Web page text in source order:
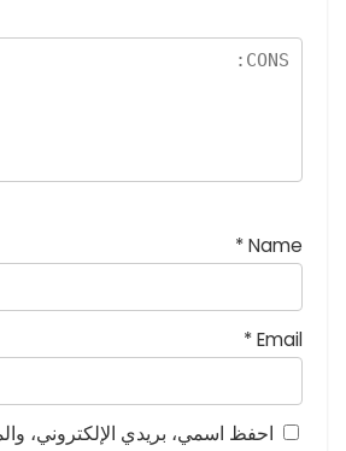
Name
*
Email
*
احفظ اسمي، بريدي الإلكتروني،